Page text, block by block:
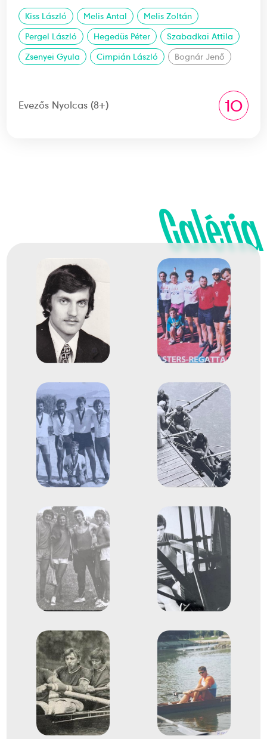
Kiss László Melis Antal
Melis Zoltán
Pergel László
Hegedüs Péter
Szabadkai Attila
Zsenyei Gyula
Cimpián László Bognár Jenő
Evezős Nyolcas (8+) 10
Galéria